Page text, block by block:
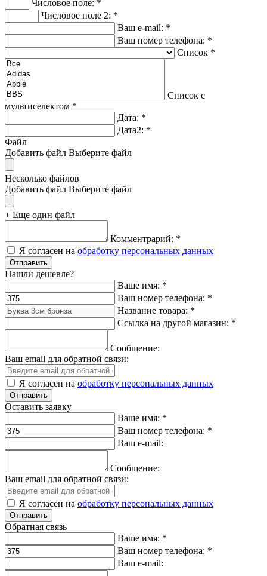
Числовое поле: *
Числовое поле 2: *
Ваш e-mail: *
Ваш номер телефона: *
Список *
Список с
мультиселектом *
Дата: *
Дата2: *
Файл
Добавить файл Выберите файл
Несколько файлов
Добавить файл Выберите файл
+ Еще один файл
Комментрарий: *
Я согласен на обработку персональных данных
Нашли дешевле?
Ваше имя: *
Ваш номер телефона: *
Название товара: *
Ссылка на другой магазин: *
Сообщение:
Ваш email для обратной связи:
Я согласен на обработку персональных данных
Оставить заявку
Ваше имя: *
Ваш номер телефона: *
Ваш e-mail:
Сообщение:
Ваш email для обратной связи:
Я согласен на обработку персональных данных
Обратная связь
Ваше имя: *
Ваш номер телефона: *
Ваш e-mail: